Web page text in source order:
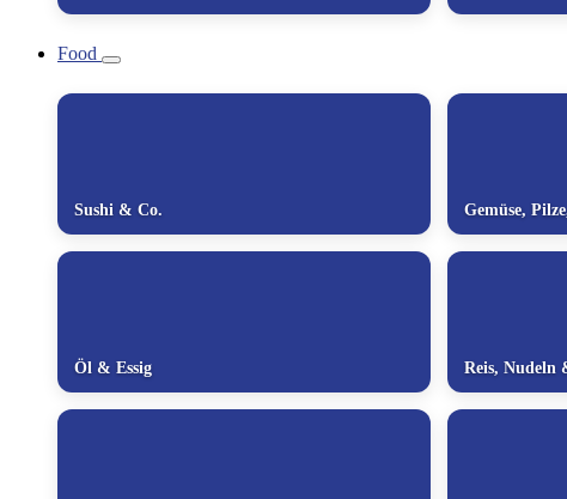
Food
Sushi & Co. Gemüse,
Öl & Essig Reis, Nudeln